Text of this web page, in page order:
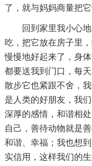
了，就与妈妈商量把它
回到家里我小心
吃，把它放在房子里
慢慢地好起来了，身
都要送我到门口，每
散步它也紧跟不舍，
是人类的好朋友，我
深厚的感情，和谐相
自己，善待动物就是
和谐、幸福；我也想
实信用，这样我们的